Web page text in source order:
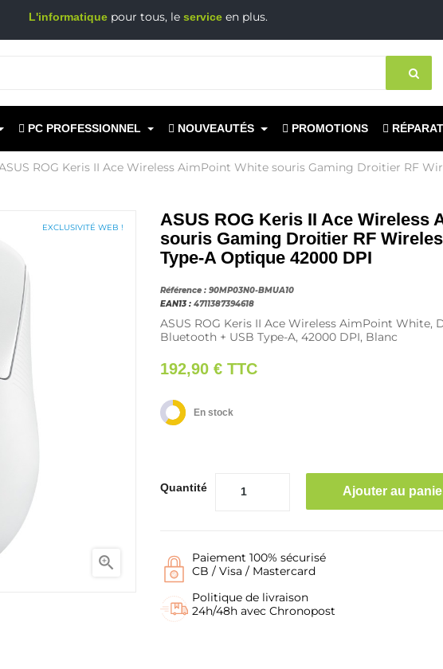
L'informatique pour tous, le service en plus.
PC PROFESSIONNEL NOUVEAUTÉS PROMOTIONS
ROG Keris II Ace Wireless AimPoint White souris Gaming Droitier RF
EXCLUSIVITÉ WEB !

ASUS ROG Keris II Ace Wireless
souris Gaming Droitier RF
Type-A Optique 42000 DPI
Référence : 90MP03N0-BMUA10
EAN13 : 4711387394618
ASUS ROG Keris II Ace Wireless AimPoint White,
Bluetooth + USB Type-A, 42000 DPI, Blanc
192,90 € TTC
En stock
Quantité Ajouter au
Paiement 100% sécurisé
CB / Visa / Mastercard
Politique de livraison
24h/48h avec Chronopost